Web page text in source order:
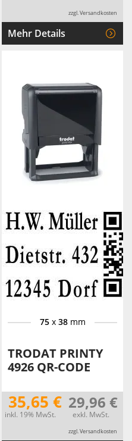
zzgl. Versandkosten
Mehr Details
75x 38mm
TRODAT PRINTY
4926 QR-CODE
35,65 €
inkl. 19% MwSt.
29,96 €
exkl. MwSt.
zzgl. Versandkosten